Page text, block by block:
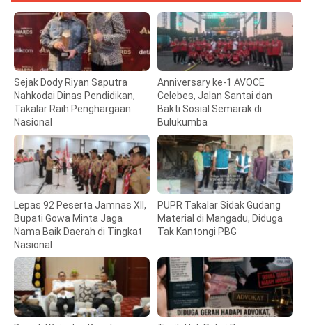
Sejak Dody Riyan Saputra
Nahkodai Dinas Pendidikan,
Takalar Raih Penghargaan
Nasional
Anniversary ke-1 AVOCE
Celebes, Jalan Santai dan
Bakti Sosial Semarak di
Bulukumba
Lepas 92 Peserta Jamnas XII,
Bupati Gowa Minta Jaga
Nama Baik Daerah di Tingkat
Nasional
PUPR Takalar Sidak Gudang
Material di Mangadu, Diduga
Tak Kantongi PBG